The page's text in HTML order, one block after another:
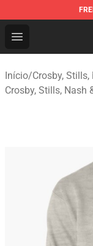
Open menu
Crosby,
Início/Crosby,
Crosby, Stills, Nash